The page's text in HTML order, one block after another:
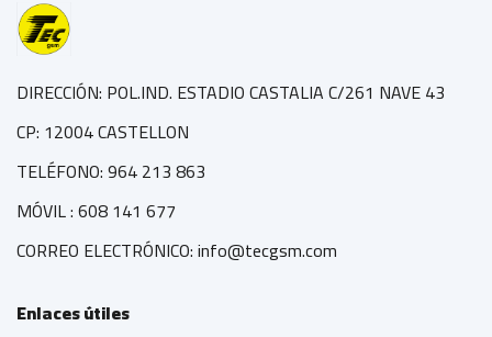
DIRECCIÓN: POL.IND. ESTADIO CASTALIA C/261 NAVE 43
CP: 12004 CASTELLON
TELÉFONO: 964 213 863
MÓVIL : 608 141 677
CORREO ELECTRÓNICO: info@tecgsm.com
Enlaces útiles